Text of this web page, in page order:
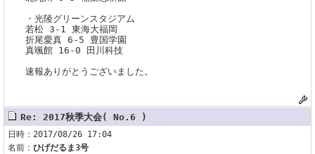
・光陵グリーンスタジアム
若松 3-1 東海大福岡
折尾愛真 6-5 豊国学園
真颯館 16-0 田川科技
速報ありがとうございました。
Re: 2017秋季大会( No.6 )
日時：2017/08/26 17:04
名前： ひげだるま3号